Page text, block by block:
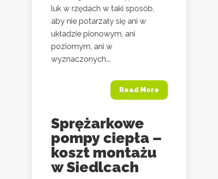
luk w rzędach w taki sposób,
aby nie potarzały się ani w
układzie pionowym, ani
poziomym, ani w
wyznaczonych...
Read More
Sprężarkowe
pompy ciepła –
koszt montażu
w Siedlcach